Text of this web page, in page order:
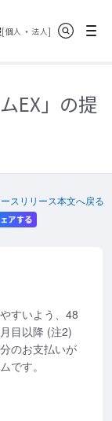
[個人 ・ 法人新規ウィンドウ
]
グレードプログラム
EX」の提
スリリース本文へ戻る
すいよう、48
目以降 (注2)
のお支払いが
です。